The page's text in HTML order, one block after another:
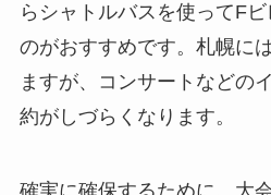
らシャトルバスを使ってF
のがおすすめです。札幌に
ますが、コンサートなどの
約がしづらくなります。